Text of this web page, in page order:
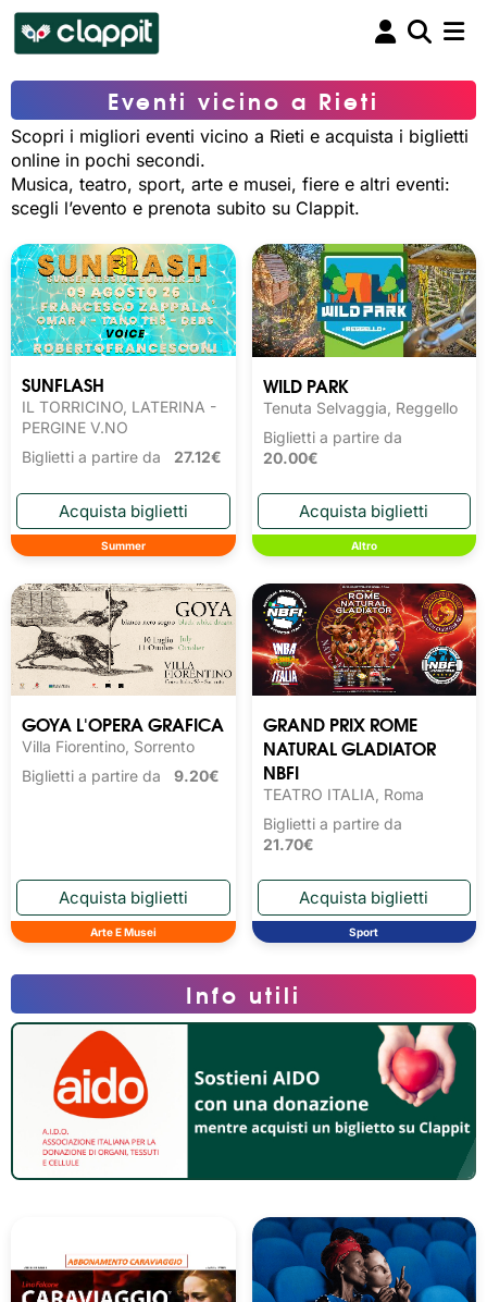
Eventi vicino a Rieti
Scopri i migliori eventi vicino a Rieti e acquista i biglietti
online in pochi secondi.
Musica, teatro, sport, arte e musei, fiere e altri eventi:
scegli l’evento e prenota subito su Clappit.
SUNFLASH
IL TORRICINO, LATERINA -
PERGINE V.NO
Biglietti a partire da 27.12€
Summer
WILD PARK
Tenuta Selvaggia, Reggello
Biglietti a partire da
20.00€
Altro
GOYA L'OPERA GRAFICA
Villa Fiorentino, Sorrento
Biglietti a partire da 9.20€
Arte E Musei
GRAND PRIX ROME
NATURAL GLADIATOR
NBFI
TEATRO ITALIA, Roma
Biglietti a partire da
21.70€
Sport
Info utili